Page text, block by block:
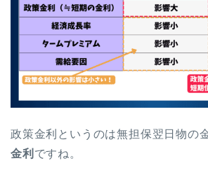
政策金利というのは無担保翌日物の
金利 ですね。